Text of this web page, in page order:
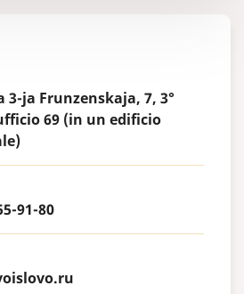
3-ja Frunzenskaja, 7, 3°
69 (in un edificio
91-80